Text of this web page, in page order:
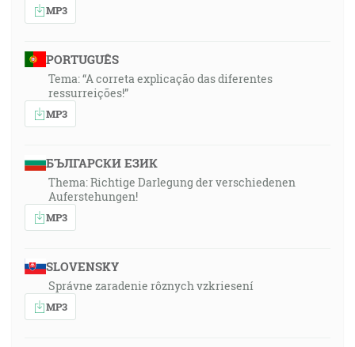
MP3
PORTUGUÊS
Tema: “A correta explicação das diferentes
ressurreições!”
MP3
БЪЛГАРСКИ ЕЗИК
Thema: Richtige Darlegung der verschiedenen
Auferstehungen!
MP3
SLOVENSKY
Správne zaradenie rôznych vzkriesení
MP3